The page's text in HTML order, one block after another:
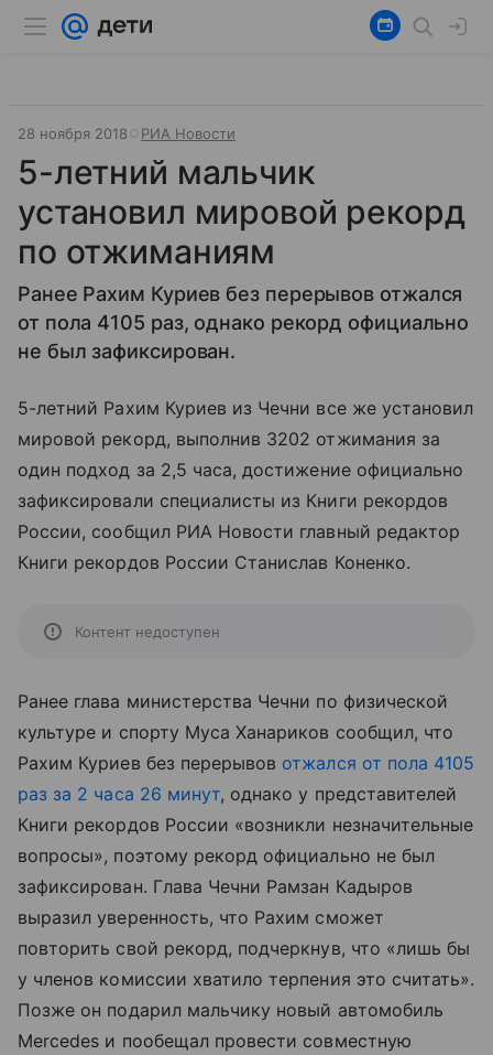
28 ноября 2018 РИА Новости
5-летний мальчик
установил мировой рекорд
по отжиманиям
Ранее Рахим Куриев без перерывов отжался
от пола 4105 раз, однако рекорд официально
не был зафиксирован.
5-летний Рахим Куриев из Чечни все же установил
мировой рекорд, выполнив 3202 отжимания за
один подход за 2,5 часа, достижение официально
зафиксировали специалисты из Книги рекордов
России, сообщил РИА Новости главный редактор
Книги рекордов России Станислав Коненко.
Контент недоступен
Ранее глава министерства Чечни по физической
культуре и спорту Муса Ханариков сообщил, что
Рахим Куриев без перерывов отжался от пола 4105
раз за 2 часа 26 минут, однако у представителей
Книги рекордов России «возникли незначительные
вопросы», поэтому рекорд официально не был
зафиксирован. Глава Чечни Рамзан Кадыров
выразил уверенность, что Рахим сможет
повторить свой рекорд, подчеркнув, что «лишь бы
у членов комиссии хватило терпения это считать».
Позже он подарил мальчику новый автомобиль
Mercedes и пообещал провести совместную